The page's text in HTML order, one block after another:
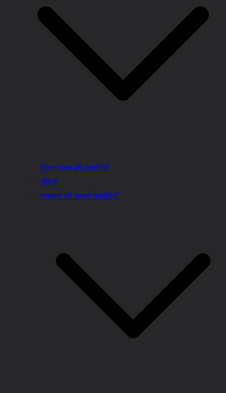
बिहार राज्य की कहानियाँ
जीवनी
पंचतंत्र की सम्पूर्ण कहानियाँ